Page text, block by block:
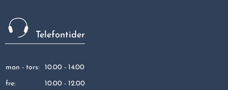
Telefontider
man - tors: 10.00 - 14.00
fre: 10.00 - 12.00